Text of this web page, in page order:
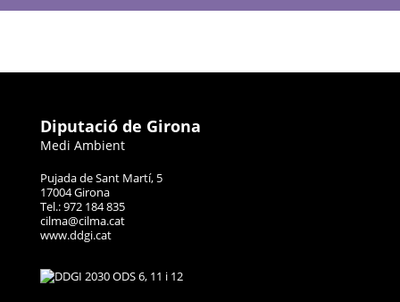
Diputació de Girona
Medi Ambient
Pujada de Sant Martí, 5
17004 Girona
Tel.: 972 184 835
cilma@cilma.cat
www.ddgi.cat